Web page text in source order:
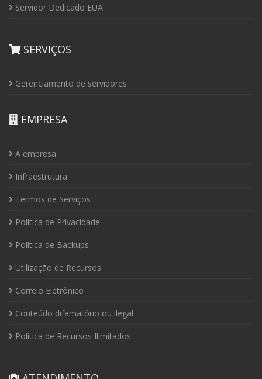
Servidor Dedicado EUA
SERVIÇOS
Gerenciamento de servidores
EMPRESA
A empresa
Infraestrutura
Termos de Serviços
Política de Privacidade
Política de Backups
Utilização de Recursos
Correio Eletrônico
Conteúdo difamatório ou ilegal
Política de Recursos Ilimitados